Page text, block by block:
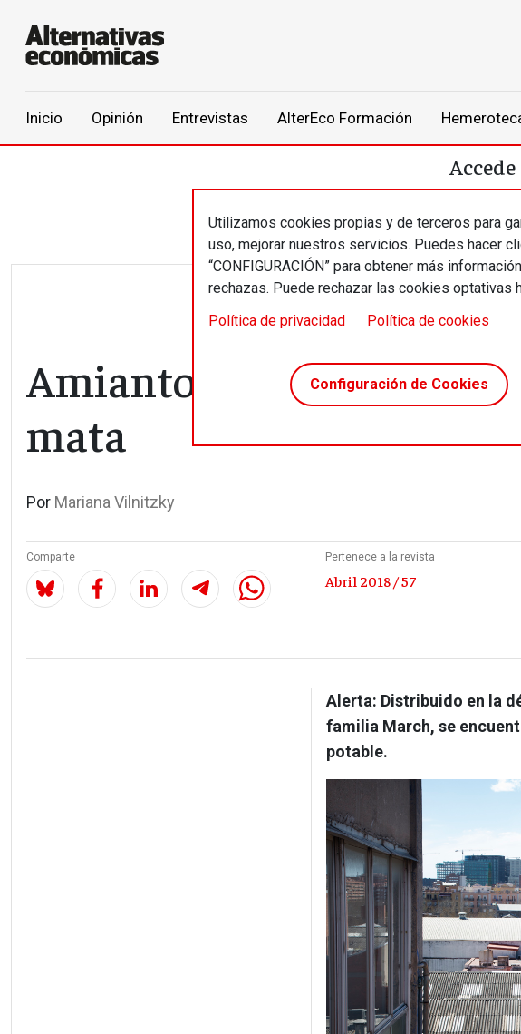
Inicio Opinión Entrevistas AlterEco Formación
Utilizamos cookies propias y de terceros para
uso, mejorar nuestros servicios. Puedes hacer
“CONFIGURACIÓN” para obtener más
rechazas. Puede rechazar las cookies optativas
Política de privacidad
Política de cookies
Configuración de Cookies
Amianto, una fibra que
mata
Por Mariana Vilnitzky
Comparte Pertenece a la revista
Abril 2018 / 57
Alerta: Distribuido en la
familia March, se
potable.